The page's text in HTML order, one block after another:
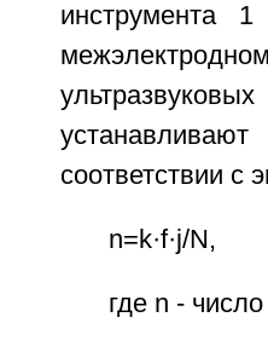
инструмента
соответствии с
n=k·f·j/N,
где n -